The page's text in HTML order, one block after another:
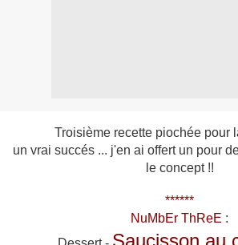
Troisième recette piochée pour
un vrai succés ... j'en ai offert un pour
le concept !!
******
NuMbEr ThReE :